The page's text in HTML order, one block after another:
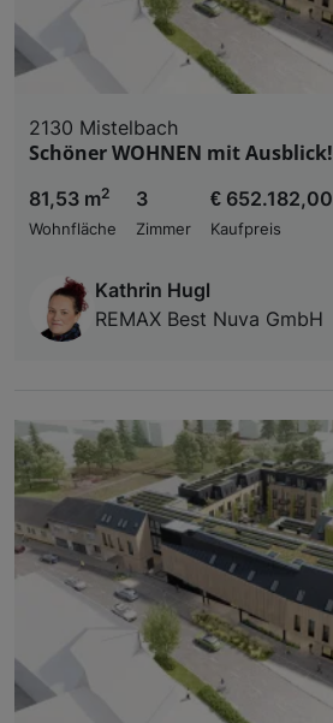
2130 Mistelbach
Schöner WOHNEN mit Ausblick!
81,53 m2
Wohnfläche
3
Zimmer
€ 652.182,00
Kaufpreis
Kathrin Hugl
REMAX Best Nuva GmbH